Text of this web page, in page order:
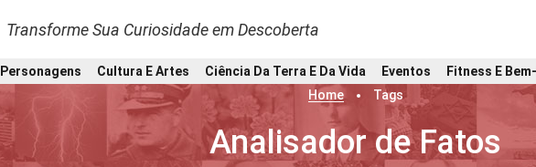
Transforme Sua Curiosidade em Descoberta
Personagens Cultura E Artes Ciência Da Terra E Da Vida Eventos Fitness E
Home
Tags
Analisador de Fatos